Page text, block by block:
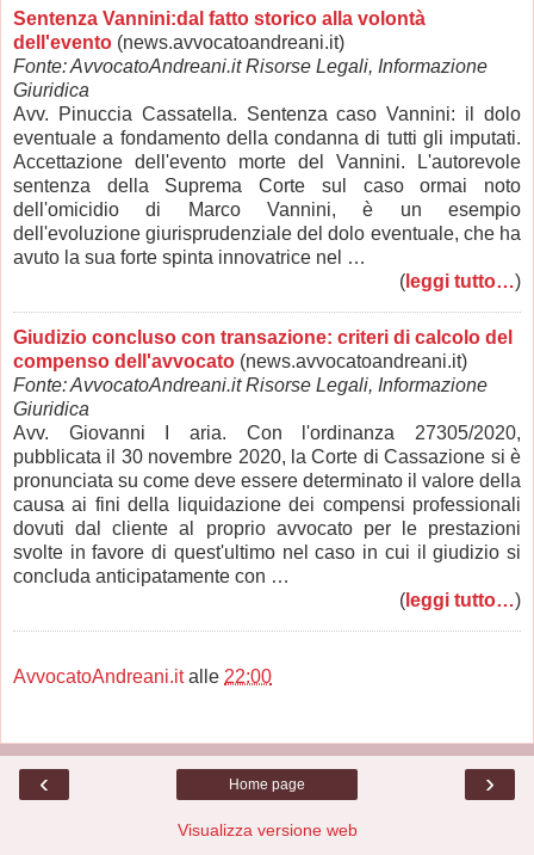
Sentenza Vannini:dal fatto storico alla volontà
dell'evento (news.avvocatoandreani.it)
Fonte: AvvocatoAndreani.it Risorse Legali, Informazione
Giuridica
Avv. Pinuccia Cassatella. Sentenza caso Vannini: il dolo
eventuale a fondamento della condanna di tutti gli imputati.
Accettazione dell'evento morte del Vannini. L'autorevole
sentenza della Suprema Corte sul caso ormai noto
dell'omicidio di Marco Vannini, è un esempio
dell'evoluzione giurisprudenziale del dolo eventuale, che ha
avuto la sua forte spinta innovatrice nel …
( leggi tutto…)
Giudizio concluso con transazione: criteri di calcolo del
compenso dell'avvocato (news.avvocatoandreani.it)
Fonte: AvvocatoAndreani.it Risorse Legali, Informazione
Giuridica
Avv. Giovanni I aria. Con l'ordinanza 27305/2020,
pubblicata il 30 novembre 2020, la Corte di Cassazione si è
pronunciata su come deve essere determinato il valore della
causa ai fini della liquidazione dei compensi professionali
dovuti dal cliente al proprio avvocato per le prestazioni
svolte in favore di quest'ultimo nel caso in cui il giudizio si
concluda anticipatamente con …
( leggi tutto…)
AvvocatoAndreani.it alle 22:00
‹ ›
Home page
Visualizza versione web